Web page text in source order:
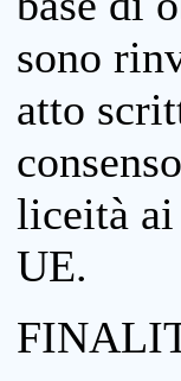
sono
atto
liceità ai
UE.